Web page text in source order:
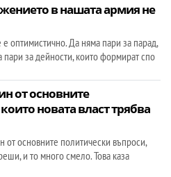
в нашата армия не
оптимистично. Да няма пари за парад,
за дейности, които формират спо
от основните
новата власт трябва
основните политически въпроси,
и то много смело. Това каза